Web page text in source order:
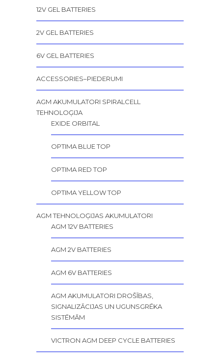
12V GEL BATTERIES
2V GEL BATTERIES
6V GEL BATTERIES
ACCESSORIES–PIEDERUMI
AGM AKUMULATORI SPIRALCELL
TEHNOLOĢIJA
EXIDE ORBITAL
OPTIMA BLUE TOP
OPTIMA RED TOP
OPTIMA YELLOW TOP
AGM TEHNOLOĢIJAS AKUMULATORI
AGM 12V BATTERIES
AGM 2V BATTERIES
AGM 6V BATTERIES
AGM AKUMULATORI DROŠĪBAS,
SIGNALIZĀCIJAS UN UGUNSGRĒKA
SISTĒMĀM
VICTRON AGM DEEP CYCLE BATTERIES